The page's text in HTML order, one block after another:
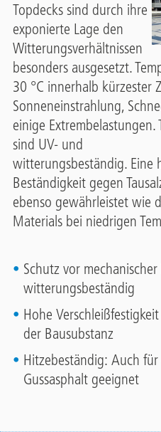
Topdecks sind durch ihre
exponierte Lage den
Witterungsverhältnissen
besonders ausgesetzt.
30 °C innerhalb kürzester
Sonneneinstrahlung,
einige Extrembelastungen.
sind UV- und
witterungsbeständig. Eine
Beständigkeit gegen
ebenso gewährleistet wie
Materials bei niedrigen
Schutz vor
witterungsbeständig
Hohe
der Bausubstanz
Hitzebeständig: Auch
Gussasphalt geeignet